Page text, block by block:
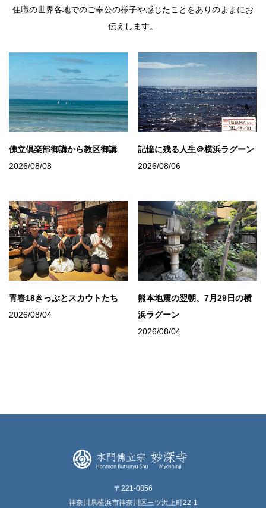
住職の世界各地でのご奉公の様子や感じたことをありのままにお
伝えします。
佛立倶楽部御講から教区御講
2026/08/08
記憶に残る人生＠横浜ラグーン
2026/08/06
青春18きっぷとスカウトたち
2026/08/04
熊本地震の翌朝、7月29日の横
浜ラグーン
2026/08/04
〒221-0856
神奈川県横浜市神奈川区三ツ沢上町22-1